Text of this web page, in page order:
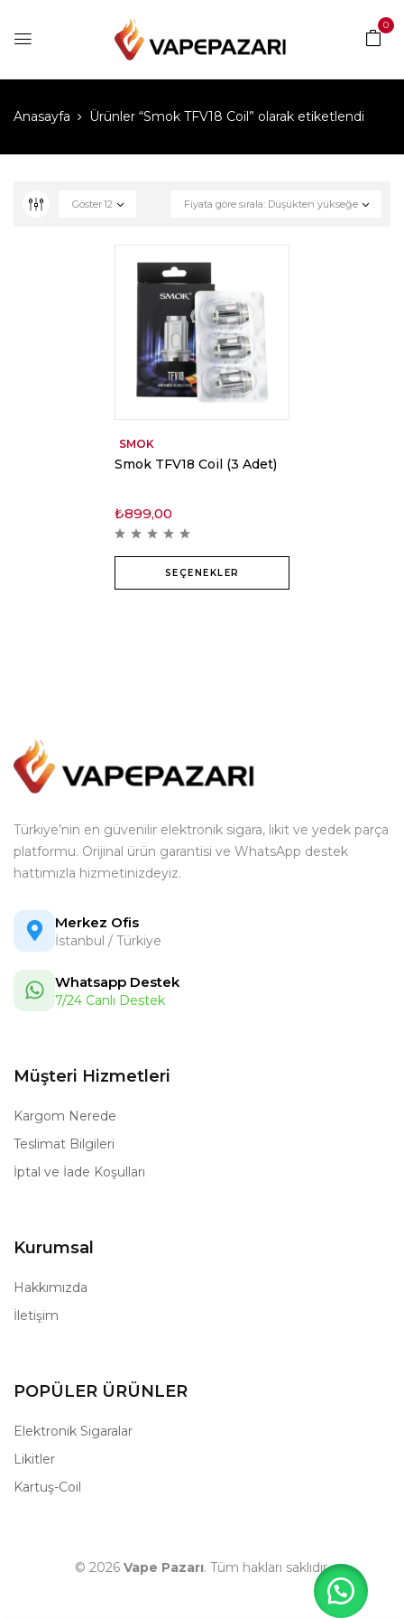
0
Anasayfa Ürünler “Smok TFV18 Coil” olarak etiketlendi
Fiyata göre sırala: Düşükten yükseğe
Göster12
SMOK
Smok TFV18 Coil (3 Adet)
₺899,00
SEÇENEKLER
Türkiye’nin en güvenilir elektronik sigara, likit ve yedek parça
platformu. Orijinal ürün garantisi ve WhatsApp destek
hattımızla hizmetinizdeyiz.
Merkez Ofis
İstanbul / Türkiye
Whatsapp Destek
7/24 Canlı Destek
Müşteri Hizmetleri
Kargom Nerede
Teslimat Bilgileri
İptal ve İade Koşulları
Kurumsal
Hakkımızda
İletişim
POPÜLER ÜRÜNLER
Elektronik Sigaralar
Likitler
Kartuş-Coil
© 2026 Vape Pazarı. Tüm hakları saklıdır.